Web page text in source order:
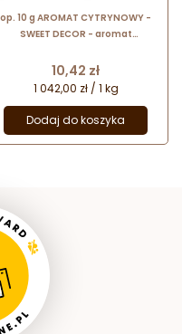
op. 10 g AROMAT CYTRYNOWY -
SWEET DECOR - aromat
smak i zapach
Cena
10,42 zł
1 042,00 zł / 1 kg
Dodaj do koszyka